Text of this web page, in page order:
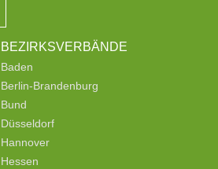
BEZIRKSVERBÄNDE
Baden
Berlin-Brandenburg
Bund
Düsseldorf
Hannover
Hessen